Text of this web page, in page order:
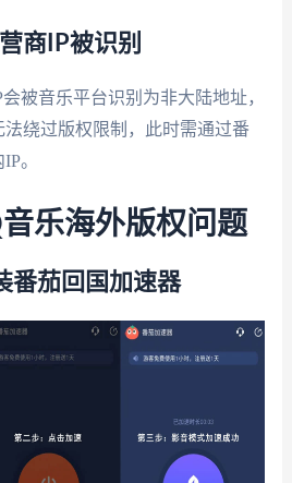
商IP被识别
被音乐平台识别为非大陆地址，
绕过版权限制，此时需通过番
。
乐海外版权问题
番茄回国加速器